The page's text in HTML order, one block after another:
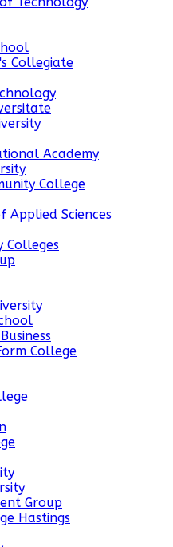
Collegiate
Academy
College
Applied Sciences
Colleges
College
Group
Hastings